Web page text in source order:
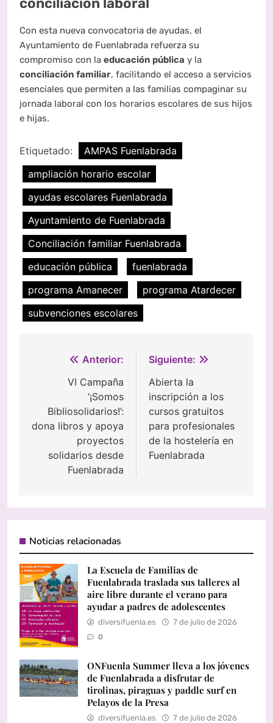
conciliación labora
Con esta nueva convocatoria de ayudas, el
Ayuntamiento de Fuenlabrada refuerza su
compromiso con la educación pública y la
conciliación familiar, facilitando el acceso a servicios
esenciales que permiten a las familias compaginar su
jornada laboral con los horarios escolares de sus hijos
e hijas.
Etiquetado:
AMPAS Fuenlabrada
ampliación horario escolar
ayudas escolares Fuenlabrada
Ayuntamiento de Fuenlabrada
Conciliación familiar Fuenlabrada
educación pública
fuenlabrada
programa Amanecer
programa Atardecer
subvenciones escolares
Navegación
entradas
Anterior:
VI Campaña
‘¡Somos
Bibliosolidarios!’:
dona libros y apoya
proyectos
solidarios desde
Fuenlabrada
Siguiente:
Abierta la
inscripción a los
cursos gratuitos
para profesionales
de la hostelería en
Fuenlabrada
Noticias relacionadas
La Escuela de Familias de
Fuenlabrada traslada sus talleres al
aire libre durante el verano para
ayudar a padres de adolescentes
diversifuenla.es 7 de julio de 2026
0
ONFuenla Summer lleva a los jóvenes
de Fuenlabrada a disfrutar de
tirolinas, piraguas y paddle surf en
Pelayos de la Presa
diversifuenla.es 7 de julio de 2026